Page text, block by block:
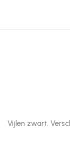
Vijlen zwart.